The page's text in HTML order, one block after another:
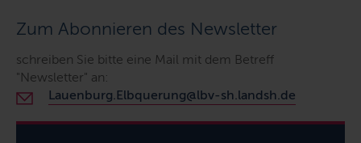
Zum Abonnieren des Newsletter
schreiben Sie bitte eine Mail mit dem Betreff
"Newsletter" an:
Lauenburg.Elbquerung@lbv-sh.landsh.de